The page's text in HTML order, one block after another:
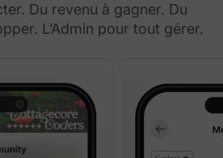
Du revenu à gagner. Du
L’Admin pour tout gérer.